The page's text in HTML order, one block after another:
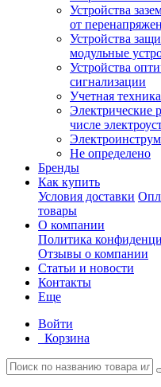
Устройства
от
Устройства
модульные
Устройства
сигнализации
Учетная техника
Электрические
числе
Не определено
Бренды
Как купить
Условия доставки
товары
О компании
Политика
Отзывы о компании
Статьи и новости
Контакты
Еще
Войти
Корзина